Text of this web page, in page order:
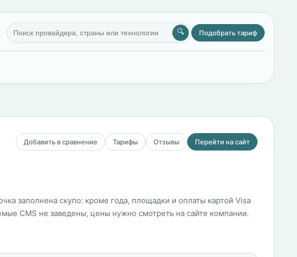
🔍 Подобрать тариф
Добавить в сравнение Тарифы Отзывы Перейти на сайт
заполнена скупо: кроме года, площадки и оплаты картой Visa
CMS не заведены, цены нужно смотреть на сайте компании.